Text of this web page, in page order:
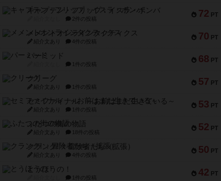
72 PT
キャプテン・フリップ：イスラ・ボンバ
2件の投稿
70 PT
メメントオンラインタクティクス
紹介文あり 4件の投稿
68 PT
パーミッド
1件の投稿
57 PT
クリーグ
紹介文あり 1件の投稿
53 PT
セミファイナル ～お前はまだ生きている～
紹介文あり 1件の投稿
52 PT
ふたつの街の物語
紹介文あり 18件の投稿
50 PT
クランク! ：冒険者たち（拡張）
紹介文あり 4件の投稿
42 PT
とうほうの！
1件の投稿